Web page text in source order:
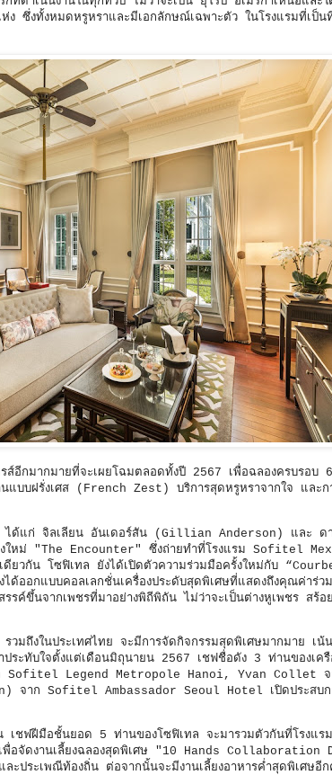
ซึ่งทั้งหมดหรูหราและมีเอกลักษณ์เฉพาะตัว ในโรงแรมที่เป็น
อีกมากมายที่จะเผยโฉมตลอดทั้งปี 2567 เพื่อฉลองครบรอบ
แบบฝรั่งเศส (French Zest) บริการสุดหรูหราจากใจ และก
น ได้แก่ จิลเลียน อันเดอร์สัน (Gillian Anderson) และ
งใหม่ "The Encounter" ซึ่งถ่ายทำที่โรงแรม Sofitel
ยวกัน โซฟิเทล ยังได้เปิดตัวความร่วมมือครั้งใหม่กับ
ออกแบบคอลเลกชั่นเครื่องประดับสุดพิเศษที่แสดงถึงคุณค่าร่ว
รค์ขึ้นจากเพชรที่มาอย่างพิถีพิถัน ไม่ว่าจะเป็นต่างหูเพชร สร้อ
วมถึงในประเทศไทย จะมีการจัดกิจกรรมสุดพิเศษมากมาย เน้
ระทับใจตั้งแต่เดือนมิถุนายน 2567 เชฟชื่อดัง 3 ท่านของเค
ก Sofitel Legend Metropole Hanoi, Yvan Collet
าก Sofitel Ambassador Seoul Hotel เปิดประสบกา
ชฟฝีมือชั้นยอด 5 ท่านของโซฟิเทล จะมารวมตัวกันที่โรงแร
ดงานเลี้ยงฉลองสุดพิเศษ "10 Hands Collaboration
ะประเพณีท้องถิ่น ต่อจากนั้นจะมีงานเลี้ยงอาหารค่ำสุดพิเศษอี